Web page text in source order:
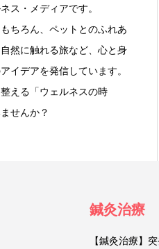
ス・メディアです。
ちろん、ペットとのふれあ
然に触れる旅など、心と身
イデアを発信しています。
える「ウェルネスの時
せんか？
鍼灸治療
【鍼灸治療】